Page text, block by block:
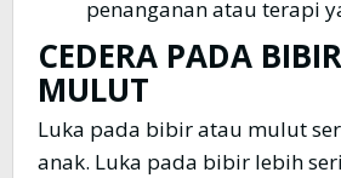
penanganan atau terapi
CEDERA PADA
MULUT
Luka pada bibir atau mulut
anak. Luka pada bibir lebih